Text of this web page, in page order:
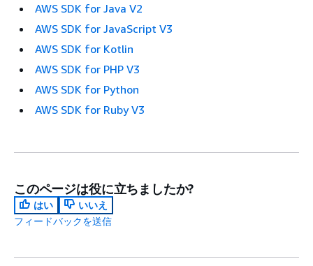
AWS SDK for Java V2
AWS SDK for JavaScript V3
AWS SDK for Kotlin
AWS SDK for PHP V3
AWS SDK for Python
AWS SDK for Ruby V3
このページは役に立ちましたか?
はい
いいえ
フィードバックを送信